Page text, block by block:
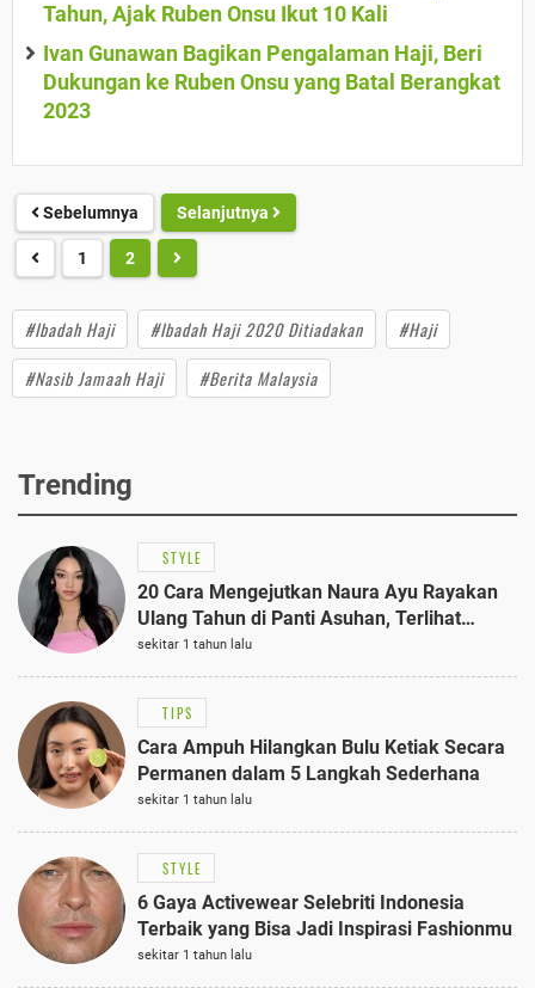
Tahun, Ajak Ruben Onsu Ikut 10 Kali
Ivan Gunawan Bagikan Pengalaman Haji, Beri
Dukungan ke Ruben Onsu yang Batal Berangkat
2023
Sebelumnya Selanjutnya
1 2
#Ibadah Haji #Ibadah Haji 2020 Ditiadakan
#Haji
#Nasib Jamaah Haji
#Berita Malaysia
Trending
STYLE
20 Cara Mengejutkan Naura Ayu Rayakan
Ulang Tahun di Panti Asuhan, Terlihat
Anggun dengan Kaftan Cokelat
sekitar 1 tahun lalu
TIPS
Cara Ampuh Hilangkan Bulu Ketiak Secara
Permanen dalam 5 Langkah Sederhana
sekitar 1 tahun lalu
STYLE
6 Gaya Activewear Selebriti Indonesia
Terbaik yang Bisa Jadi Inspirasi Fashionmu
sekitar 1 tahun lalu